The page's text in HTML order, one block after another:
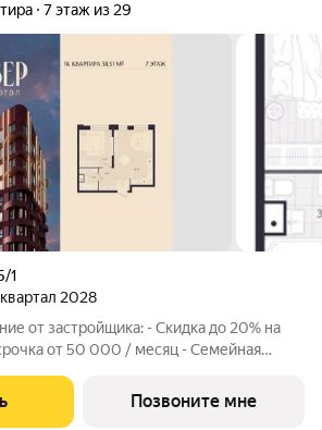
7 этаж из 29
1
квартал 2028
от застройщика: - Скидка до 20% на
000 / месяц - Семейная
в Жилом квартале Вэйвер от
Люди,
Позвоните мне